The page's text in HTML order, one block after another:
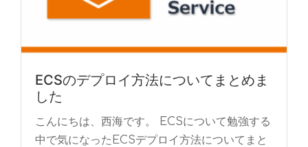
ECSのデプロイ方法についてまとめま
した
こんにちは、西海です。 ECSについて勉強する
中で気になったECSデプロイ方法についてまと